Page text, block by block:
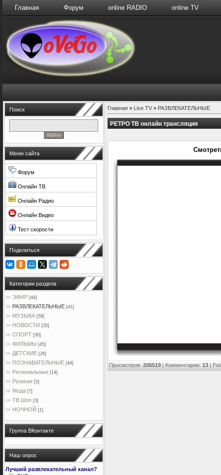
Главная Форум online RADIO online TV
Поиск
Меню сайта
Форум
Онлайн ТВ
Онлайн Радио
Онлайн Видео
Тест скорости
Поделиться
Категории раздела
ЭФИР [44]
РАЗВЛЕКАТЕЛЬНЫЕ [41]
МУЗЫКА [59]
НОВОСТИ [35]
СПОРТ [30]
ФИЛЬМЫ [45]
ДЕТСКИЕ [26]
ПОЗНАВАТЕЛЬНЫЕ [44]
Региональные [14]
Религия [5]
Мода [7]
ТВ Шоп [3]
НОЧНОЙ [1]
Группа ВКонтакте
Наш опрос
Лучший развлекательный канал?
Главная » Live TV » РАЗВЛЕКАТЕЛЬНЫЕ
РЕТРО ТВ онлайн трансляция
Просмотров: 206519 | Комментарии: 13 |